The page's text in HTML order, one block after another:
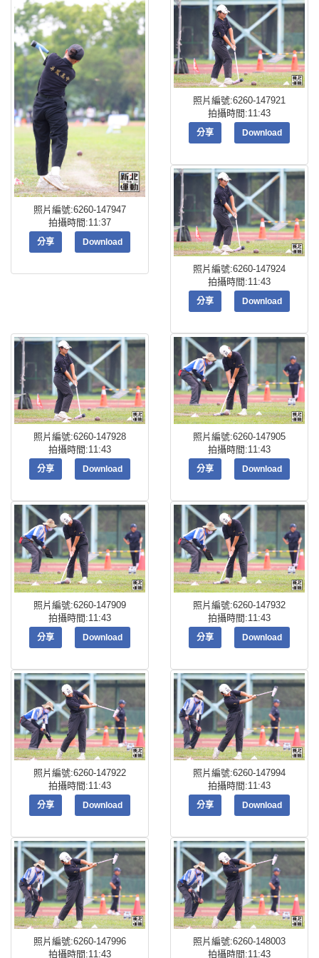
照片編號:6260-147947
拍攝時間:11:37
分享 Download
照片編號:6260-147921
拍攝時間:11:43
分享 Download
照片編號:6260-147924
拍攝時間:11:43
分享 Download
照片編號:6260-147928
拍攝時間:11:43
分享 Download
照片編號:6260-147905
拍攝時間:11:43
分享 Download
照片編號:6260-147909
拍攝時間:11:43
分享 Download
照片編號:6260-147932
拍攝時間:11:43
分享 Download
照片編號:6260-147922
拍攝時間:11:43
分享 Download
照片編號:6260-147994
拍攝時間:11:43
分享 Download
照片編號:6260-147996
拍攝時間:11:43
照片編號:6260-148003
拍攝時間:11:43